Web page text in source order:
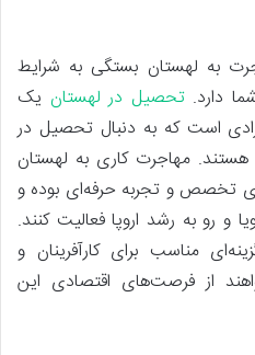
به لهستان بستگی به شرایط
دارد.تحصیل در لهستان یک
است که به دنبال تحصیل در
مهاجرت کاری به لهستان
تخصص و تجربه حرفه‌ای بوده و
و رو به رشد اروپا فعالیت کنند.
مناسب برای کارآفرینان و
از فرصت‌های اقتصادی این